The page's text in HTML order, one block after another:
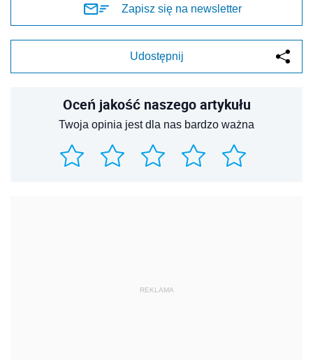
Zapisz się na newsletter
Udostępnij
Oceń jakość naszego artykułu
Twoja opinia jest dla nas bardzo ważna
REKLAMA